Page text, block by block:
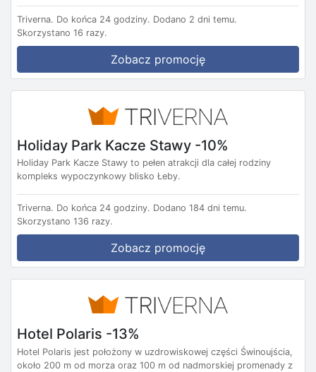
Triverna. Do końca 24 godziny. Dodano 2 dni temu.
Skorzystano 16 razy.
Zobacz promocję
Holiday Park Kacze Stawy -10%
Holiday Park Kacze Stawy to pełen atrakcji dla całej rodziny
kompleks wypoczynkowy blisko Łeby.
Triverna. Do końca 24 godziny. Dodano 184 dni temu.
Skorzystano 136 razy.
Zobacz promocję
Hotel Polaris -13%
Hotel Polaris jest położony w uzdrowiskowej części Świnoujścia,
około 200 m od morza oraz 100 m od nadmorskiej promenady z